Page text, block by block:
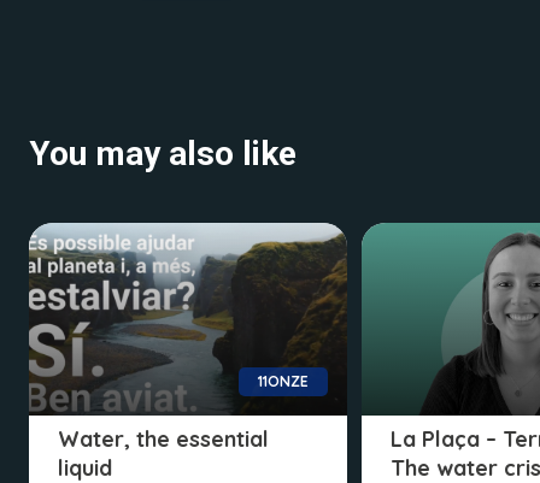
You may also like
11ONZE
Water, the essential
liquid
La Plaça –
The water